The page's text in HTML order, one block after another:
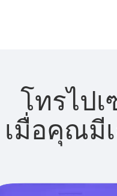
โทรไปเ
เมื่อคุณมี